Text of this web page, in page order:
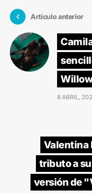
Artículo anterior
8 ABRIL,
Valentina
tributo a
versión de